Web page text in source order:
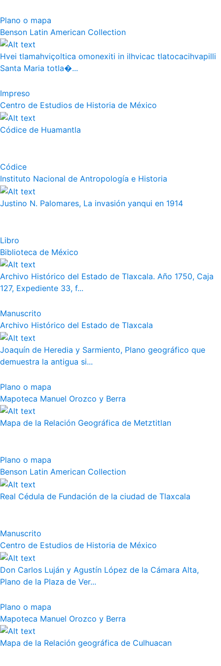
Plano o mapa
Benson Latin American Collection
Hvei tlamahviçoltica omonexiti in ilhvicac tlatocacihvapilli
Santa Maria totla�...
Impreso
Centro de Estudios de Historia de México
Códice de Huamantla
Códice
Instituto Nacional de Antropología e Historia
Justino N. Palomares, La invasión yanqui en 1914
Libro
Biblioteca de México
Archivo Histórico del Estado de Tlaxcala. Año 1750, Caja
127, Expediente 33, f...
Manuscrito
Archivo Histórico del Estado de Tlaxcala
Joaquín de Heredia y Sarmiento, Plano geográfico que
demuestra la antigua si...
Plano o mapa
Mapoteca Manuel Orozco y Berra
Mapa de la Relación Geográfica de Metztitlan
Plano o mapa
Benson Latin American Collection
Real Cédula de Fundación de la ciudad de Tlaxcala
Manuscrito
Centro de Estudios de Historia de México
Don Carlos Luján y Agustín López de la Cámara Alta,
Plano de la Plaza de Ver...
Plano o mapa
Mapoteca Manuel Orozco y Berra
Mapa de la Relación geográfica de Culhuacan